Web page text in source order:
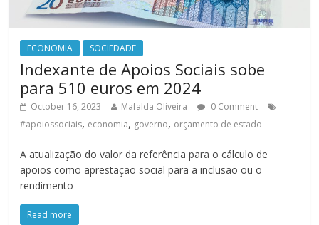
ECONOMIA SOCIEDADE
Indexante de Apoios Sociais sobe
para 510 euros em 2024
October 16, 2023 Mafalda Oliveira
0 Comment
#apoiossociais, economia, governo, orçamento de estado
A atualização do valor da referência para o cálculo de
apoios como aprestação social para a inclusão ou o
rendimento
Read more